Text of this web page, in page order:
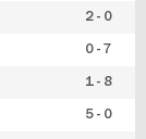
2 - 0
0 - 7
1 - 8
5 - 0